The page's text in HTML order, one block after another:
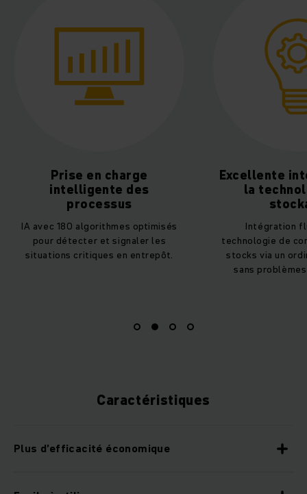
Excellente intégration de
la technologie de
stockage
Intégration fluide de la
technologie de convoyage et des
stocks via un ordinateur de flux
Inventaire en
accrue et moins
une mise en
Caractéristiques
Plus d’efficacité économique